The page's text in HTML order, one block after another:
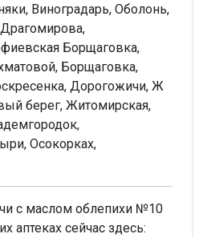
Виноградарь, Оболонь,
Борщаговка,
Борщаговка,
Дорогожичи, Ж
берег, Житомирская,
Осокорках,
с маслом облепихи №10
аптеках сейчас здесь: